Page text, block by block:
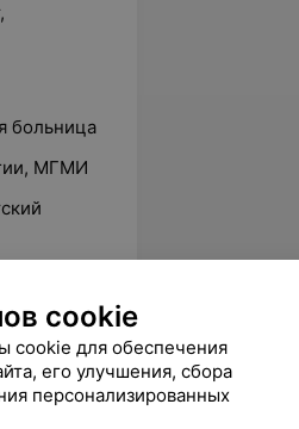
больница
МГМИ
наук»
cookie
cookie для обеспечения
его улучшения, сбора
персонализированных